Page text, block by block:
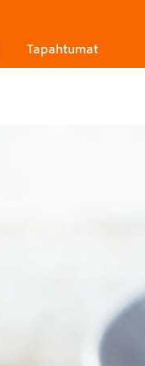
Tapahtumat